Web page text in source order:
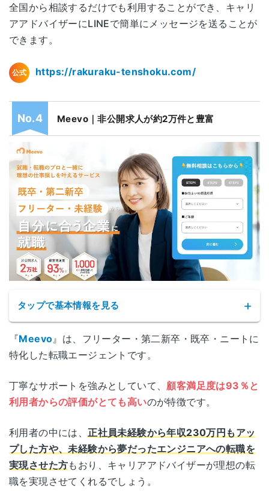
島根
島根県松江市朝日町498-6
日進松江ビル2F
岡山
リットシティビル4F
広島
広島JPビルディング6F
山口県下関市細江町1-2-10
エストラスト第2ビル7F
徳島
徳島県徳島市寺島本町西1-7-1
徳島駅前171ビル1F
高松
香川県高松市兵庫町8-1
高松兵庫町ビル 6F
松山
日本生命松山市駅前ビル 3F
高知
高知県高知市はりまや町2-2-11
AIG高知ビル1F
天神
福岡県福岡市中央区天神1-3-38
天神121ビル 5F
小倉
福岡県北九州市小倉北区米町1-3-1
明治安田生命北九州ビル 5F
佐賀県佐賀市駅前中央1-10-37
全国から相談するだけでも利用することができ、キャリ
アアドバイザーにLINEで簡単にメッセージを送ることが
できます。
公式 https://rakuraku-tenshoku.com/
Meevo｜非公開求人が約2万件と豊富
タップで基本情報を見る
公式サイト https://lp.mee-vo.com/
運営会社 株式会社Meevo
『Meevo 』は、フリーター・第二新卒・既卒・ニートに
特化した転職エージェントです。
丁寧なサポートを強みとしていて、 顧客満足度は93％と
利用者からの評価がとても高いのが特徴です。
利用者の中には、 正社員未経験から年収230万円もアッ
プした方や、未経験から夢だったエンジニアへの転職を
実現させた方もおり、キャリアアドバイザーが理想の転
職を実現させてくれるでしょう。